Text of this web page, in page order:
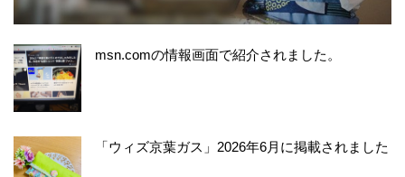
msn.comの情報画面で紹介されました。
「ウィズ京葉ガス」2026年6月に掲載されました